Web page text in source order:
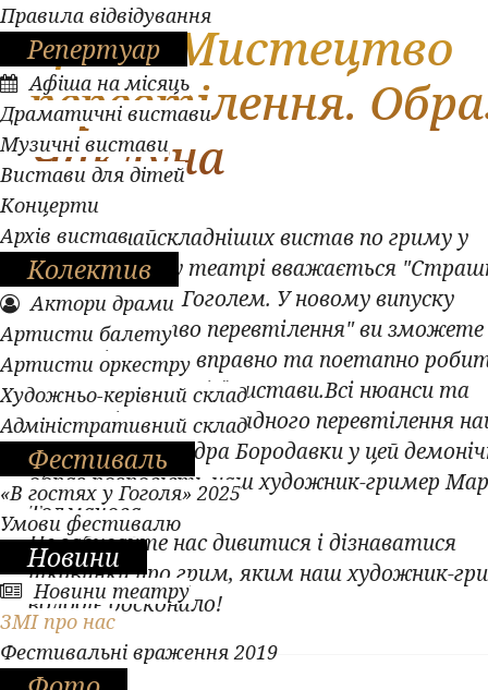
Правила відвідування
Репертуар
Афіша на місяць
Драматичні вистави
Музичні вистави
Вистави для дітей
Концерти
Архів вистав
Колектив
Актори драми
Артисти балету
Артисти оркестру
Художньо-керівний склад
Адміністративний склад
Фестиваль
«В гостях у Гоголя» 2025
Умови фестивалю
Новини
Новини театру
ЗМІ про нас
Фестивальні враження 2019
Грим. Мистецтво
перевтілення.
Чаклуна
Однією з найскладніших вистав по гриму у
Полтавському театрі вважається
помста" за М. Гоголем. У новому випуску
"Гри.Мистецтво перевтілення" ви зможете
спострігати як вправно та поетапно
грим Чаклуна з цієї вистави.Всі нюанси та
тонкощі такого складного перевтілення
актора Олександра Бородавки у цей
образ розповість наш художник-гример
Толмачова.
Не забувайте нас дивитися і дізнаватися
цікавинки про грим, яким наш художник-
володіє досконало!